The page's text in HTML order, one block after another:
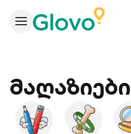
მაღაზიები